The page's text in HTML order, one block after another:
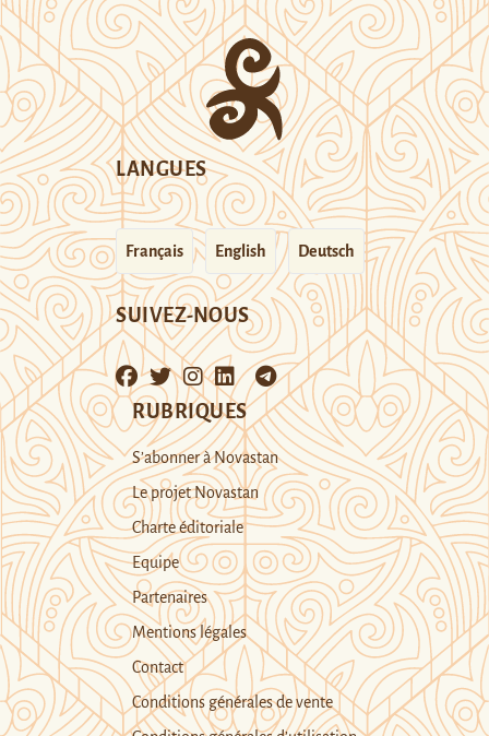
LANGUES
Français English Deutsch
SUIVEZ-NOUS
RUBRIQUES
S’abonner à Novastan
Le projet Novastan
Charte éditoriale
Equipe
Partenaires
Mentions légales
Contact
Conditions générales de vente